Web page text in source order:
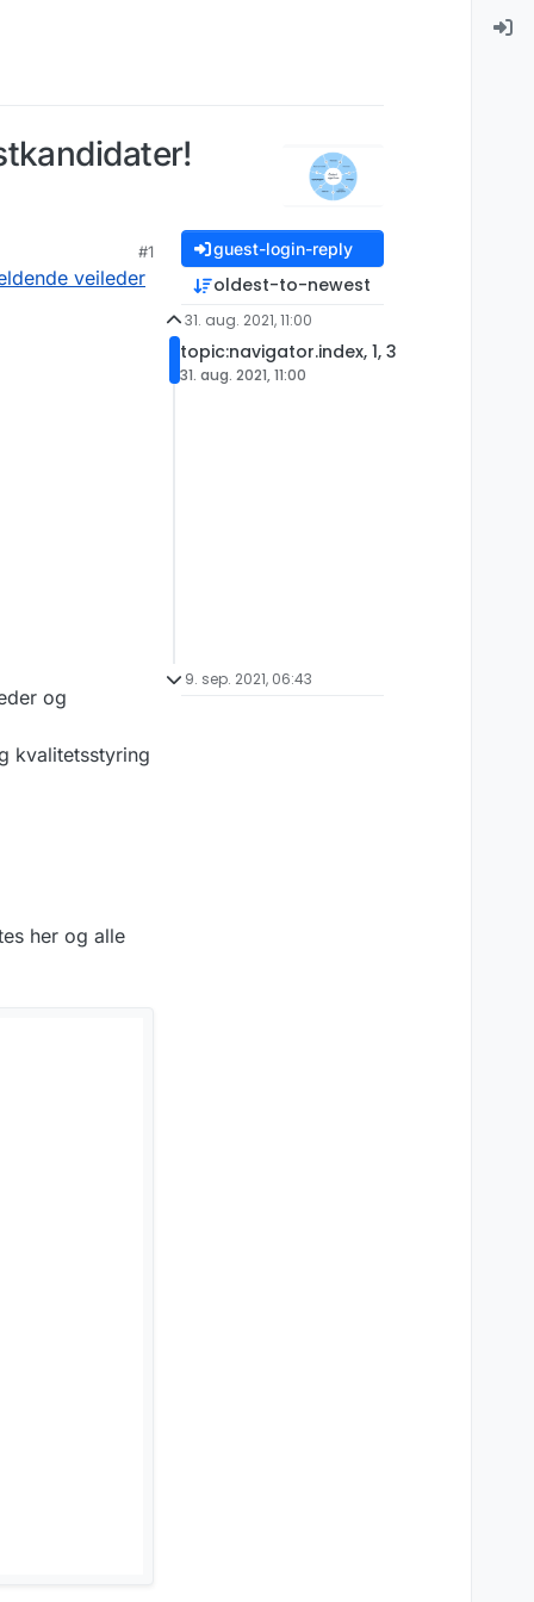
#1
veileder
og
kvalitetsstyring
her og alle
guest-login-reply
oldest-to-newest
31. aug. 2021, 11:00
topic:navigator.index, 1, 3
31. aug. 2021, 11:00
9. sep. 2021, 06:43